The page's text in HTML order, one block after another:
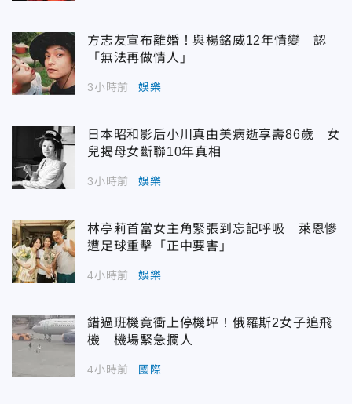
方志友宣布離婚！與楊銘威12年情變 認
「無法再做情人」
3小時前 娛樂
日本昭和影后小川真由美病逝享壽86歲 女
兒揭母女斷聯10年真相
3小時前 娛樂
林亭莉首當女主角緊張到忘記呼吸 萊恩慘
遭足球重擊「正中要害」
4小時前 娛樂
錯過班機竟衝上停機坪！俄羅斯2女子追飛
機 機場緊急攔人
4小時前 國際